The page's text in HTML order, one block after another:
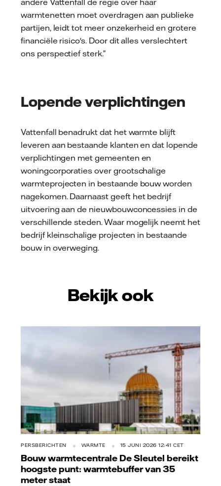
warmtenetten moet overdragen aan publieke
partijen, leidt tot meer onzekerheid en grotere
financiële risico's. Door dit alles verslechtert
ons perspectief sterk.”
Lopende verplichtingen
Vattenfall benadrukt dat het warmte blijft
leveren aan bestaande klanten en dat lopende
verplichtingen met gemeenten en
woningcorporaties over grootschalige
warmteprojecten in bestaande bouw worden
nagekomen. Daarnaast geeft het bedrijf
uitvoering aan de nieuwbouwconcessies in de
verschillende steden. Waar mogelijk neemt het
bedrijf kleinschalige projecten in bestaande
bouw in overweging.
Bekijk ook
PERSBERICHTEN WARMTE 15 JUNI 2026 12:41 CET
Bouw warmtecentrale De Sleutel bereikt
hoogste punt: warmtebuffer van 35
meter staat